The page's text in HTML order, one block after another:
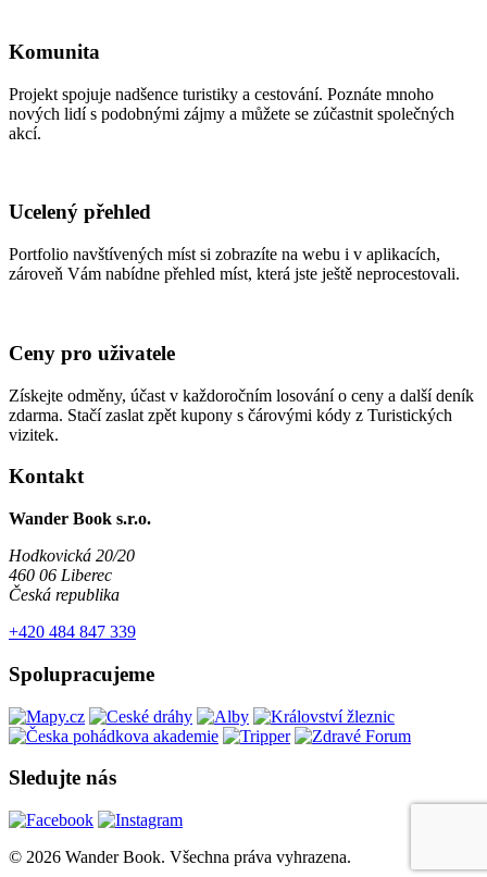
Komunita
Projekt spojuje nadšence turistiky a cestování. Poznáte mnoho
nových lidí s podobnými zájmy a můžete se zúčastnit společných
akcí.
Ucelený přehled
Portfolio navštívených míst si zobrazíte na webu i v aplikacích,
zároveň Vám nabídne přehled míst, která jste ještě neprocestovali.
Ceny pro uživatele
Získejte odměny, účast v každoročním losování o ceny a další deník
zdarma. Stačí zaslat zpět kupony s čárovými kódy z Turistických
vizitek.
Kontakt
Wander Book s.r.o.
Hodkovická 20/20
460 06 Liberec
Česká republika
+420 484 847 339
Spolupracujeme
Sledujte nás
© 2026 Wander Book. Všechna práva vyhrazena.